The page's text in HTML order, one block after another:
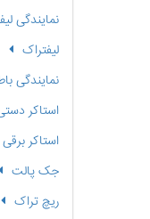
نمایندگی
لیفتراک
نمایندگی
استاکر
استاکر برقی
جک پالت
ریچ تراک